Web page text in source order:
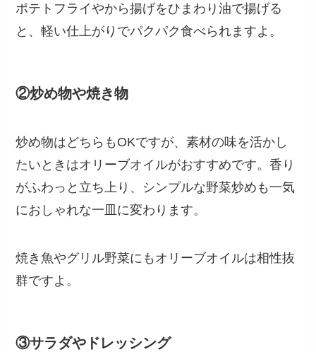
ポテトフライやから揚げをひまわり油で揚げる
と、軽い仕上がりでパクパク食べられますよ。
②炒め物や焼き物
炒め物はどちらもOKですが、素材の味を活かし
たいときはオリーブオイルがおすすめです。香り
がふわっと立ち上り、シンプルな野菜炒めも一気
におしゃれな一皿に変わります。
焼き魚やグリル野菜にもオリーブオイルは相性抜
群ですよ。
③サラダやドレッシング